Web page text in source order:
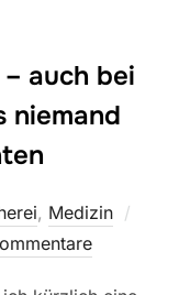
auch bei
niemand
, Medizin